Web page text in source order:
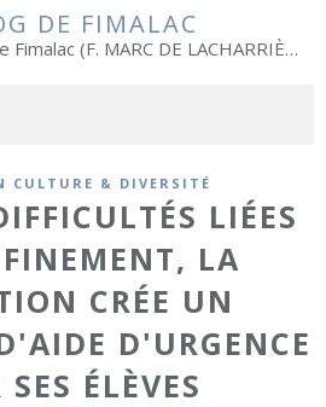
DE FIMALAC
Toutes les actualités de Fimalac (F. MARC DE LACHARRIÈRE)
CULTURE & DIVERSITÉ
LIÉES
LA
CRÉE UN
D'URGENCE
SES ÉLÈVES